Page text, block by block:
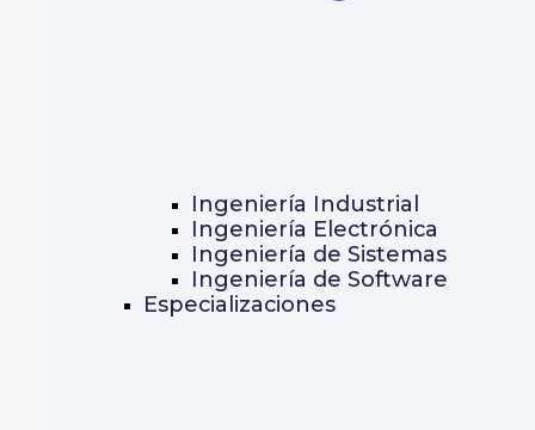
Ingeniería Industrial
Ingeniería Electrónica
Ingeniería de Sistemas
Ingeniería de Software
Especializaciones